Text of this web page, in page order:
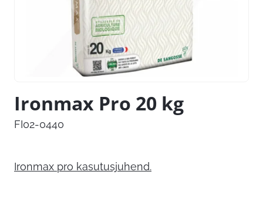
Ironmax Pro 20 kg
FI02-0440
Ironmax pro kasutusjuhend.